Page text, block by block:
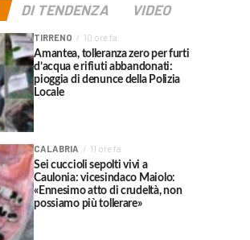
DI TENDENZA VIDEO
TIRRENO 10 ore fa
Amantea, tolleranza zero per furti
d’acqua e rifiuti abbandonati:
pioggia di denunce della Polizia
Locale
CALABRIA 11 ore fa
Sei cuccioli sepolti vivi a
Caulonia: vicesindaco Maiolo:
«Ennesimo atto di crudeltà, non
possiamo più tollerare»